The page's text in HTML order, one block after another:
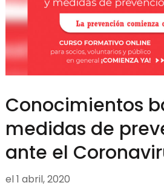
Conocimientos
medidas de
ante el
el1 abril, 2020